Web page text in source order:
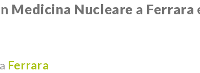
Medicina Nucleare a Ferrara
a Ferrara